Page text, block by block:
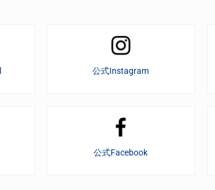
公式Instagram
公式Facebook